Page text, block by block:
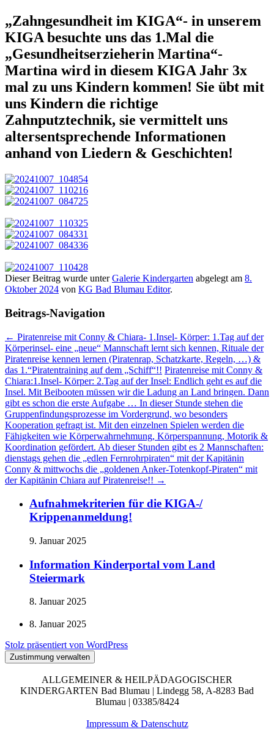
„Zahngesundheit im KIGA“- in unserem
KIGA besuchte uns das 1.Mal die
„Gesundheitserzieherin Martina“-
Martina wird in diesem KIGA Jahr 3x
mal zu uns Kindern kommen! Sie übt mit
uns Kindern die richtige
Zahnputztechnik, sie vermittelt uns
altersentsprechende Informationen
anhand von Liedern & Geschichten!
Dieser Beitrag wurde unterGalerie Kindergarten abgelegt am 8.
Oktober 2024 von KG Bad Blumau Editor.
Beitrags-Navigation
← Piratenreise mit Conny & Chiara- 1.Insel- Körper: 1.Tag auf der
Körperinsel- eine „neue“ Mannschaft lernt sich kennen, Rituale der
Piratenreise kennen lernen (Piratenrap, Schatzkarte, Regeln, …) &
das 1.“Piratentraining auf dem „Schiff“!! Piratenreise mit Conny &
Chiara:1.Insel- Körper: 2.Tag auf der Insel: Endlich geht es auf die
Insel. Mit Beibooten müssen wir die Ladung an Land bringen. Dann
gibt es schon die erste Aufgabe … In dieser Stunde stehen die
Gruppenfindungsprozesse im Vordergrund, wo besonders
Kooperation gefragt ist. Mit den einzelnen Spielen werden die
Fähigkeiten wie Körperwahrnehmung, Körperspannung, Motorik &
Koordination gefördert. Ab dieser Stunden gibt es 2 Mannschaften:
dienstags gehen die „edlen Fernrohrpiraten“ mit der Kapitänin
Conny & mittwochs die „goldenen Anker-Totenkopf-Piraten“ mit
der Kapitänin Chiara auf Piratenreise!! →
Aufnahmekriterien für die KIGA-/
Krippenanmeldung!
9. Januar 2025
Information Kinderportal vom Land
Steiermark
8. Januar 2025
8. Januar 2025
Stolz präsentiert von WordPress
Zustimmung verwalten
ALLGEMEINER & HEILPÄDAGOGISCHER
KINDERGARTEN Bad Blumau | Lindegg 58, A-8283 Bad
Blumau | 03385/8424
Impressum & Datenschutz